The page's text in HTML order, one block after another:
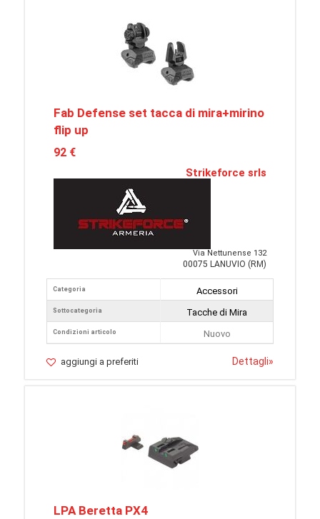
Fab Defense set tacca di mira+mirino
flip up
92 €
Strikeforce srls
Via Nettunense 132
00075 LANUVIO (RM)
Categoria
Sottocategoria
Condizioni articolo
Accessori
Tacche di Mira
Nuovo
aggiungi a preferiti Dettagli»
LPA Beretta PX4